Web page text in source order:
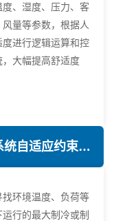
度、湿度、压力、客
风量等参数，根据人
度进行逻辑运算和控
，大幅提高舒适度
空调系统自适应约束控制技术
找环境温度、负荷等
运行的最大制冷或制